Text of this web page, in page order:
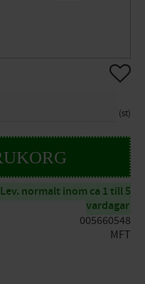
st
Lägg
Lev. normalt inom ca 1 till 5
vardagar
005660548
MFT